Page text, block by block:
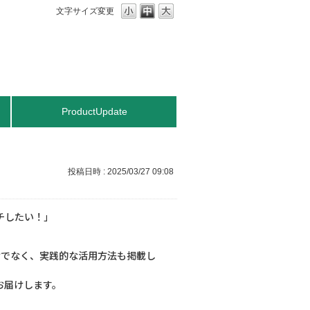
文字サイズ変更
ProductUpdate
投稿日時 : 2025/03/27 09:08
たい！」
なく、実践的な活用方法も掲載し
けします。